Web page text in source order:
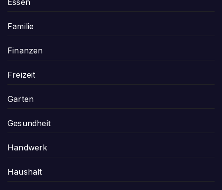
Familie
Finanzen
Freizeit
Garten
Gesundheit
Handwerk
Haushalt